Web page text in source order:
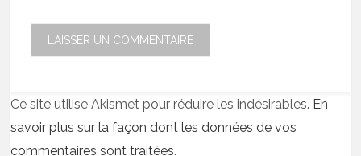
Ce site utilise Akismet pour réduire les indésirables. En
savoir plus sur la façon dont les données de vos
commentaires sont traitées.